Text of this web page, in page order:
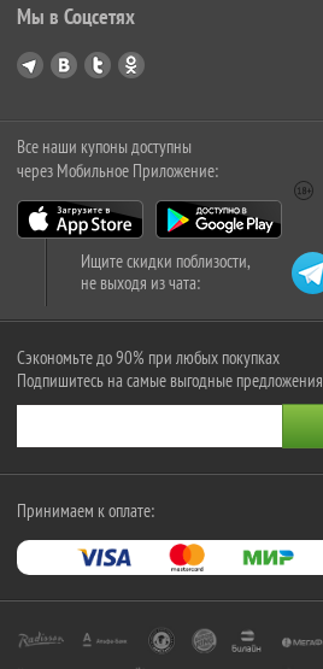
Мы в Соцсетях
Все наши купоны доступны
через Мобильное Приложение:
Ищите скидки поблизости,
не выходя из чата:
Сэкономьте до 90% при любых покупках
Подпишитесь на самые выгодные предложения
Принимаем к оплате: